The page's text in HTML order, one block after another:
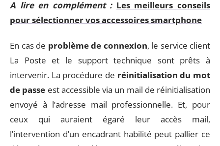
A lire en complément : Les meilleurs conseils
pour sélectionner vos accessoires smartphone
En cas de problème de connexion, le service client
La Poste et le support technique sont prêts à
intervenir. La procédure de réinitialisation du mot
de passe est accessible via un mail de réinitialisation
envoyé à l’adresse mail professionnelle. Et, pour
ceux qui auraient égaré leur accès mail,
l’intervention d’un encadrant habilité peut pallier ce